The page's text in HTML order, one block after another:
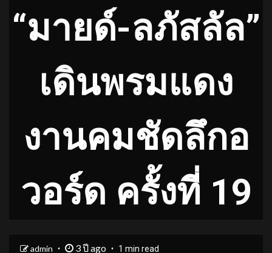
“มายด์-ลภัสลัล”
เดินพรมแดง
งานคมชัดลึกอ
วอร์ด ครั้งที่ 19
admin 3 ปี ago 1 min read